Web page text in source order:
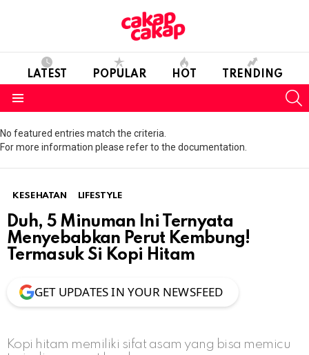
LATEST POPULAR HOT TRENDING
No featured entries match the criteria.
For more information please refer to the documentation.
KESEHATAN LIFESTYLE
Duh, 5 Minuman Ini Ternyata
Menyebabkan Perut Kembung!
Termasuk Si Kopi Hitam
GET UPDATES IN YOUR NEWSFEED
Kopi hitam memiliki sifat asam yang bisa memicu